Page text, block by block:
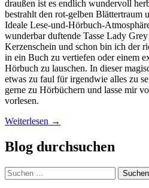
draußen ist es endlich wundervoll
bestrahlt den rot-gelben Blättertraum
Ideale Lese-und-Hörbuch-
wunderbar duftende Tasse Lady
Kerzenschein und schon bin ich der
in ein Buch zu vertiefen oder einem
Hörbuch zu lauschen. In dieser
etwas zu faul für irgendwie alles zu
gerne zu Hörbüchern und lasse mir
vorlesen.
Weiterlesen →
Blog durchsuchen
Suchen
nach: